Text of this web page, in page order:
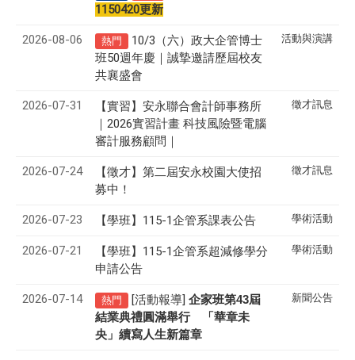
1150420更新
2026-08-06 熱門
10/3（六）政大企管博士
班50週年慶｜誠摯邀請歷屆校友
共襄盛會
活動與演講
2026-07-31
【實習】安永聯合會計師事務所
｜2026實習計畫 科技風險暨電腦
審計服務顧問｜
徵才訊息
2026-07-24 【徵才】 第二屆安永校園大使招
募中！
徵才訊息
2026-07-23 【學班】115-1企管系課表公告 學術活動
2026-07-21
【學班】115-1企管系超減修學分
申請公告
學術活動
2026-07-14 熱門 [活動報導] 企家班第43屆
結業典禮圓滿舉行 「華章未
央」續寫人生新篇章
新聞公告